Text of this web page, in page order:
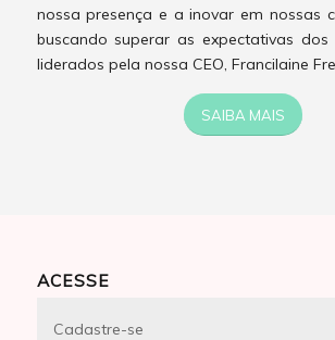
nossa presença e a inovar em nossas
buscando superar as expectativas dos
liderados pela nossa CEO, Francilaine
SAIBA MAIS
ACESSE
Cadastre-se